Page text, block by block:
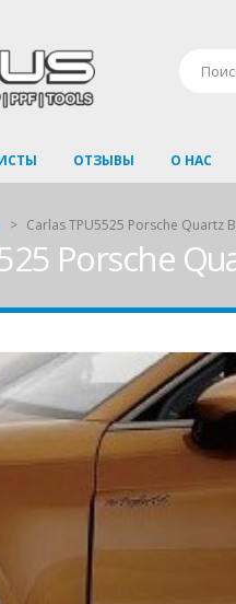
ОТЗЫВЫ О НАС
> Carlas TPU5525 Porsche Quartz
Porsche